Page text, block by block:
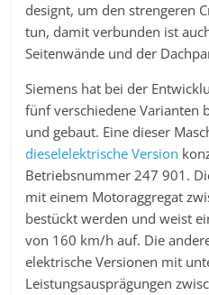
designt, um den strengeren
tun, damit verbunden ist
Seitenwände und der
Siemens hat bei der
fünf verschiedene Varianten
und gebaut. Eine dieser
dieselelektrische Version
Betriebsnummer 247 901.
mit einem Motoraggregat
bestückt werden und weist
von 160 km/h auf. Die
elektrische Versionen mit
Leistungsausprägungen